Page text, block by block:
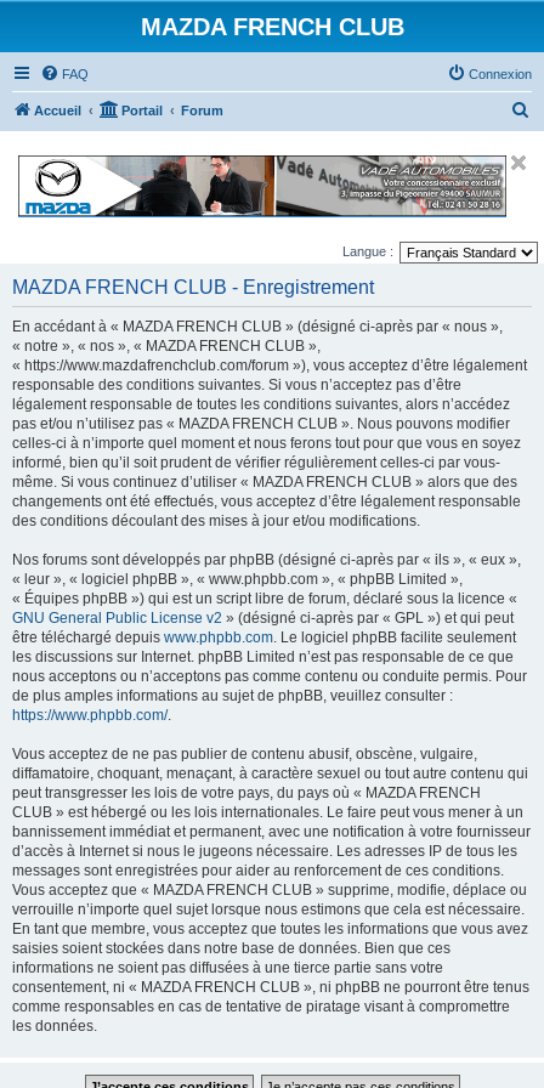
MAZDA FRENCH CLUB
FAQ Connexion
Accueil Portail Forum
r
Langue :
MAZDA FRENCH CLUB - Enregistrement
En accédant à « MAZDA FRENCH CLUB » (désigné ci-après par « nous »,
« notre », « nos », « MAZDA FRENCH CLUB »,
« https://www.mazdafrenchclub.com/forum »), vous acceptez d’être légalement
responsable des conditions suivantes. Si vous n’acceptez pas d’être
légalement responsable de toutes les conditions suivantes, alors n’accédez
pas et/ou n’utilisez pas « MAZDA FRENCH CLUB ». Nous pouvons modifier
celles-ci à n’importe quel moment et nous ferons tout pour que vous en soyez
informé, bien qu’il soit prudent de vérifier régulièrement celles-ci par vous-
même. Si vous continuez d’utiliser « MAZDA FRENCH CLUB » alors que des
changements ont été effectués, vous acceptez d’être légalement responsable
des conditions découlant des mises à jour et/ou modifications.
Nos forums sont développés par phpBB (désigné ci-après par « ils », « eux »,
« leur », « logiciel phpBB », « www.phpbb.com », « phpBB Limited »,
« Équipes phpBB ») qui est un script libre de forum, déclaré sous la licence «
GNU General Public License v2 » (désigné ci-après par « GPL ») et qui peut
être téléchargé depuis www.phpbb.com . Le logiciel phpBB facilite seulement
les discussions sur Internet. phpBB Limited n’est pas responsable de ce que
nous acceptons ou n’acceptons pas comme contenu ou conduite permis. Pour
de plus amples informations au sujet de phpBB, veuillez consulter :
https://www.phpbb.com/.
Vous acceptez de ne pas publier de contenu abusif, obscène, vulgaire,
diffamatoire, choquant, menaçant, à caractère sexuel ou tout autre contenu qui
peut transgresser les lois de votre pays, du pays où « MAZDA FRENCH
CLUB » est hébergé ou les lois internationales. Le faire peut vous mener à un
bannissement immédiat et permanent, avec une notification à votre fournisseur
d’accès à Internet si nous le jugeons nécessaire. Les adresses IP de tous les
messages sont enregistrées pour aider au renforcement de ces conditions.
Vous acceptez que « MAZDA FRENCH CLUB » supprime, modifie, déplace ou
verrouille n’importe quel sujet lorsque nous estimons que cela est nécessaire.
En tant que membre, vous acceptez que toutes les informations que vous avez
saisies soient stockées dans notre base de données. Bien que ces
informations ne soient pas diffusées à une tierce partie sans votre
consentement, ni « MAZDA FRENCH CLUB », ni phpBB ne pourront être tenus
comme responsables en cas de tentative de piratage visant à compromettre
les données.